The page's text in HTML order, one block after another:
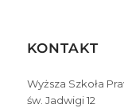
KONTAKT
Wyższa Szkoła
św. Jadwigi 12